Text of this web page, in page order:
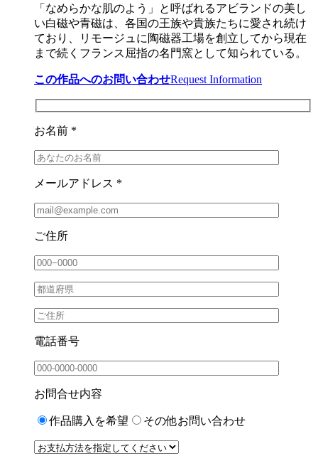
「なめらかな肌のよう」と呼ばれるアビランドの美し
い白磁や青磁は、各国の王族や貴族たちに愛され続け
ており、リモージュに陶磁器工場を創立してから現在
まで続くフランス屈指の名門窯として知られている。
この作品へのお問い合わせRequest Information
お名前 *
メールアドレス *
ご住所
電話番号
お問合せ内容
作品購入を希望 その他お問い合わせ